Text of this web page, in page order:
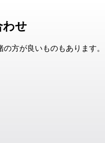
せ
方が良いものもあります。